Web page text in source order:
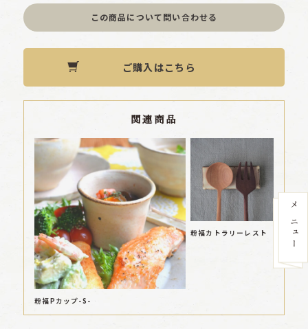
この商品について問い合わせる
ご購入はこちら
関連商品
粉福Pカップ-S-
粉福カトラリーレスト